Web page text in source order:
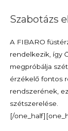
Szabotázs
A FIBARO
rendelkezik, így
megpróbálja
érzékelő fontos
rendszerének,
szétszerelése.
[/